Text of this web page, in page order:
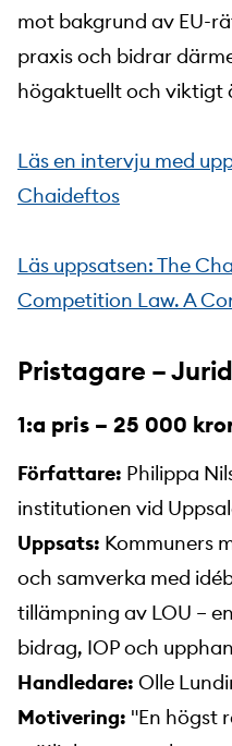
mot bakgrund av EU-
praxis och bidrar
högaktuellt och viktigt
Läs en intervju med
Chaideftos
Läs uppsatsen: The
Competition Law. A
Pristagare –
1:a pris – 25 000
Författare: Philippa
institutionen vid
Uppsats: Kommuners
och samverka med
tillämpning av LOU –
bidrag, IOP och
Handledare: Olle
Motivering: "En högst